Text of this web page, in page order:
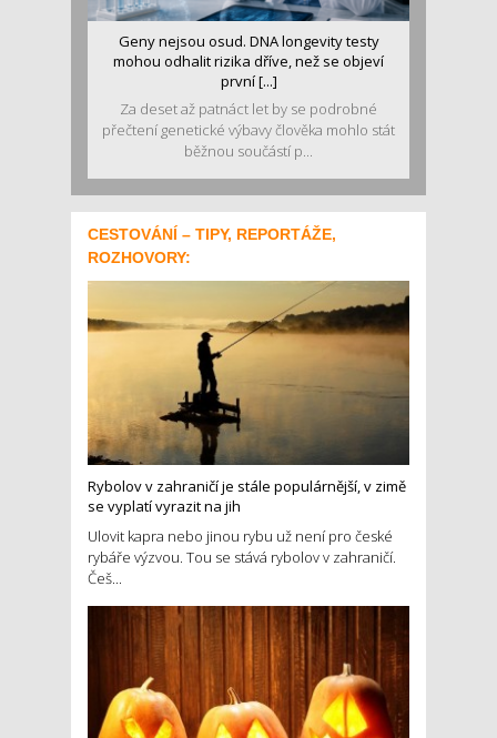
Geny nejsou osud. DNA longevity testy
mohou odhalit rizika dříve, než se objeví
první [...]
Za deset až patnáct let by se podrobné
přečtení genetické výbavy člověka mohlo stát
běžnou součástí p...
CESTOVÁNÍ – TIPY, REPORTÁŽE,
ROZHOVORY:
Rybolov v zahraničí je stále populárnější, v zimě
se vyplatí vyrazit na jih
Ulovit kapra nebo jinou rybu už není pro české
rybáře výzvou. Tou se stává rybolov v zahraničí.
Češ...